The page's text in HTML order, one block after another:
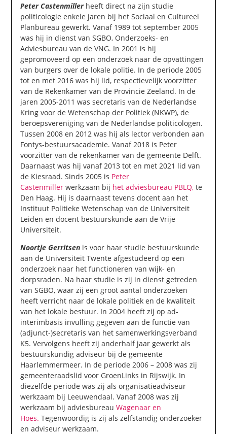
Peter Castenmillerheeft direct na zijn studie
politicologie enkele jaren bij het Sociaal en Cultureel
Planbureau gewerkt. Vanaf 1989 tot september 2005
was hij in dienst van SGBO, Onderzoeks- en
Adviesbureau van de VNG. In 2001 is hij
gepromoveerd op een onderzoek naar de opvattingen
van burgers over de lokale politie. In de periode 2005
tot en met 2016 was hij lid, respectievelijk voorzitter
van de Rekenkamer van de Provincie Zeeland. In de
jaren 2005-2011 was secretaris van de Nederlandse
Kring voor de Wetenschap der Politiek (NKWP), de
beroepsvereniging van de Nederlandse politicologen.
Tussen 2008 en 2012 was hij als lector verbonden aan
Fontys-bestuursacademie. Vanaf 2018 is Peter
voorzitter van de rekenkamer van de gemeente Delft.
Daarnaast was hij vanaf 2013 tot en met 2021 lid van
de Kiesraad. Sinds 2005 is Peter
Castenmillerwerkzaam bij het adviesbureau PBLQ,te
Den Haag. Hij is daarnaast tevens docent aan het
Instituut Politieke Wetenschap van de Universiteit
Leiden en docent bestuurskunde aan de Vrije
Universiteit.
Noortje Gerritsenis voor haar studie bestuurskunde
aan de Universiteit Twente afgestudeerd op een
onderzoek naar het functioneren van wijk- en
dorpsraden. Na haar studie is zij in dienst getreden
van SGBO, waar zij een groot aantal onderzoeken
heeft verricht naar de lokale politiek en de kwaliteit
van het lokale bestuur. In 2004 heeft zij op ad-
interimbasis invulling gegeven aan de functie van
(adjunct-)secretaris van het samenwerkingsverband
K5. Vervolgens heeft zij anderhalf jaar gewerkt als
bestuurskundig adviseur bij de gemeente
Haarlemmermeer. In de periode 2006 – 2008 was zij
gemeenteraadslid voor GroenLinks in Rijswijk. In
diezelfde periode was zij als organisatieadviseur
werkzaam bij Leeuwendaal. Vanaf 2008 was zij
werkzaam bij adviesbureau Wagenaar en
Hoes. Tegenwoordig is zij als zelfstandig onderzoeker
en adviseur werkzaam.